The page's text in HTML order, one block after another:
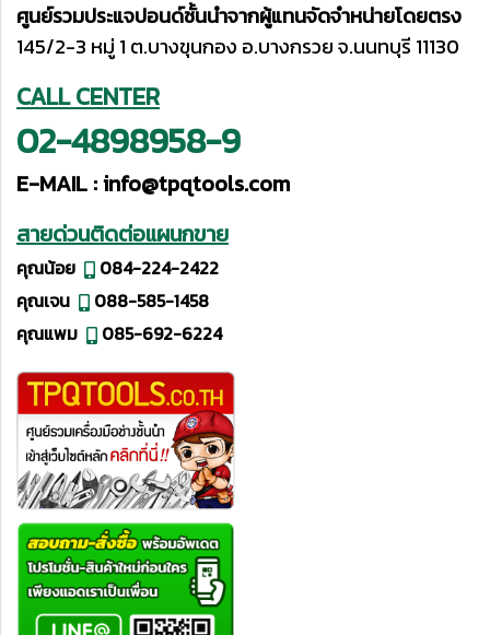
ศูนย์รวมประแจปอนด์ชั้นนำจากผู้แทนจัดจำหน่ายโดยตรง
145/2-3 หมู่ 1 ต.บางขุนกอง อ.บางกรวย จ.นนทบุรี 11130
CALL CENTER
02-4898958-9
E-MAIL :info@tpqtools.com
สายด่วนติดต่อแผนกขาย
คุณน้อย
084-224-2422
คุณเจน
088-585-1458
คุณแพม
085-692-6224